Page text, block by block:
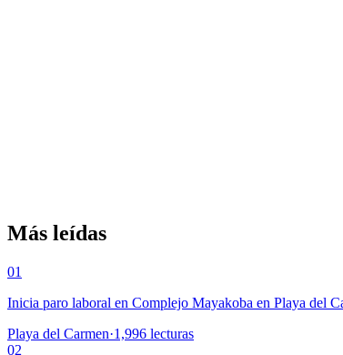
Más leídas
01
Inicia paro laboral en Complejo Mayakoba en Playa del
Playa del Carmen·1,996 lecturas
02